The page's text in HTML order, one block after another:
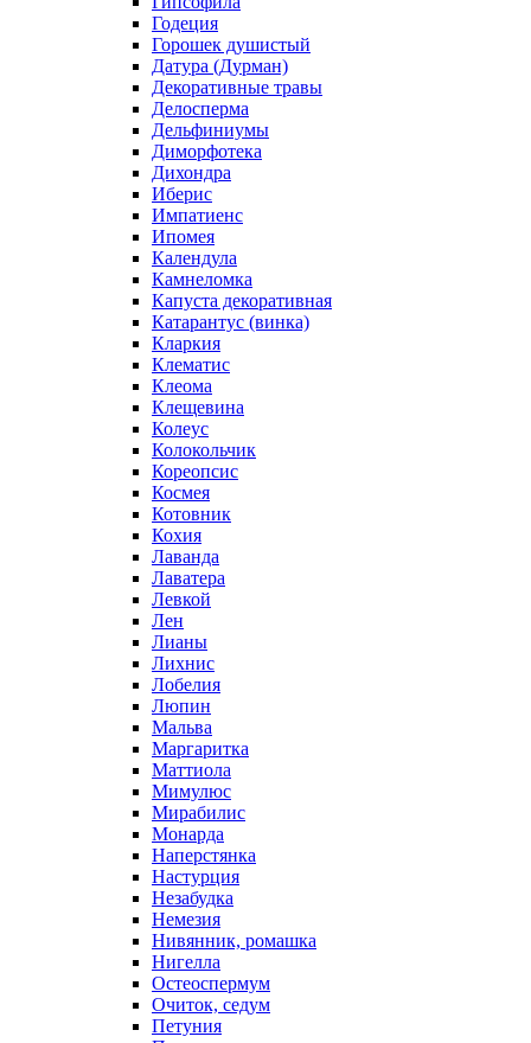
Годеция
Горошек душистый
Датура (Дурман)
Декоративные травы
Делосперма
Дельфиниумы
Диморфотека
Дихондра
Иберис
Импатиенс
Ипомея
Календула
Камнеломка
Капуста декоративная
Катарантус (винка)
Кларкия
Клематис
Клеома
Клещевина
Колеус
Колокольчик
Кореопсис
Космея
Котовник
Кохия
Лаванда
Лаватера
Левкой
Лен
Лианы
Лихнис
Лобелия
Люпин
Мальва
Маргаритка
Маттиола
Мимулюс
Мирабилис
Монарда
Наперстянка
Настурция
Незабудка
Немезия
Нивянник, ромашка
Нигелла
Остеоспермум
Очиток, седум
Петуния